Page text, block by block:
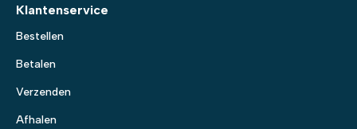
Klantenservice
Bestellen
Betalen
Verzenden
Afhalen